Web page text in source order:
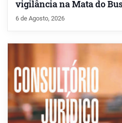
vigilância na Mata do
6 de Agosto, 2026